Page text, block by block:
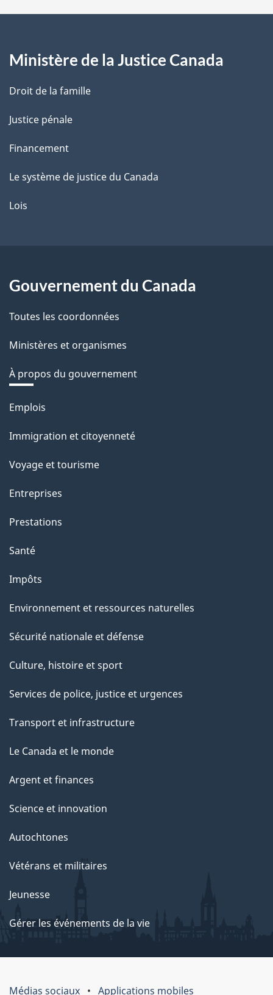
a
e
Ministère de la Justice Canada
Droit de la famille
Justice pénale
Financement
Le système de justice du Canada
Lois
Gouvernement du Canada
Toutes les coordonnées
Ministères et organismes
À propos du gouvernement
Thèmes
sujets
Emplois
Immigration et citoyenneté
Voyage et tourisme
Entreprises
Prestations
Santé
Impôts
Environnement et ressources naturelles
Sécurité nationale et défense
Culture, histoire et sport
Services de police, justice et urgences
Transport et infrastructure
Le Canada et le monde
Argent et finances
Science et innovation
Autochtones
Vétérans et militaires
Jeunesse
Gérer les événements de la vie
Médias sociaux Applications mobiles